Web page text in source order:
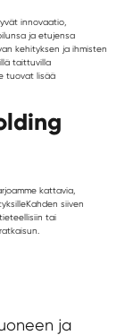
innovaatio,
ja etujensa
kehityksen ja ihmisten
taittuvilla
tuovat lisää
kattavia,
Kahden siiven
tai
ja